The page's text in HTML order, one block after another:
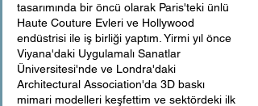
tasarımında bir öncü olarak Paris'teki ünlü
Haute Couture Evleri ve Hollywood
endüstrisi ile iş birliği yaptım. Yirmi yıl önce
Viyana'daki Uygulamalı Sanatlar
Üniversitesi'nde ve Londra'daki
Architectural Association'da 3D baskı
mimari modelleri keşfettim ve sektördeki ilk